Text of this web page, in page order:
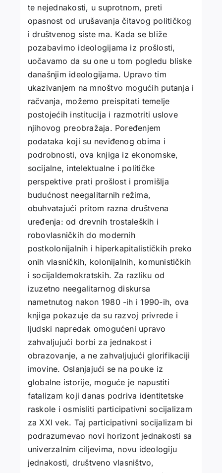
te nejednakosti, u suprotnom, preti
opasnost od urušavanja čitavog političkog
i društvenog siste ma. Kada se bliže
pozabavimo ideologijama iz prošlosti,
uočavamo da su one u tom pogledu bliske
današnjim ideologijama. Upravo tim
ukazivanjem na mnoštvo mogućih putanja i
račvanja, možemo preispitati temelje
postojećih institucija i razmotriti uslove
njihovog preobražaja. Poređenjem
podataka koji su neviđenog obima i
podrobnosti, ova knjiga iz ekonomske,
socijalne, intelektualne i političke
perspektive prati prošlost i promišlja
budućnost neegalitarnih režima,
obuhvatajući pritom razna društvena
uređenja: od drevnih trostaleških i
robovlasničkih do modernih
postkolonijalnih i hiperkapitalističkih preko
onih vlasničkih, kolonijalnih, komunističkih
i socijaldemokratskih. Za razliku od
izuzetno neegalitarnog diskursa
nametnutog nakon 1980 -ih i 1990-ih, ova
knjiga pokazuje da su razvoj privrede i
ljudski napredak omogućeni upravo
zahvaljujući borbi za jednakost i
obrazovanje, a ne zahvaljujući glorifikaciji
imovine. Oslanjajući se na pouke iz
globalne istorije, moguće je napustiti
fatalizam koji danas podriva identitetske
raskole i osmisliti participativni socijalizam
za XXI vek. Taj participativni socijalizam bi
podrazumevao novi horizont jednakosti sa
univerzalnim ciljevima, novu ideologiju
jednakosti, društveno vlasništvo,